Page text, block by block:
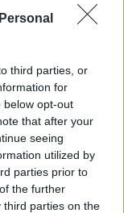
third parties, or
for
below opt-out
that after your
seeing
utilized by
parties prior to
the further
third parties on the